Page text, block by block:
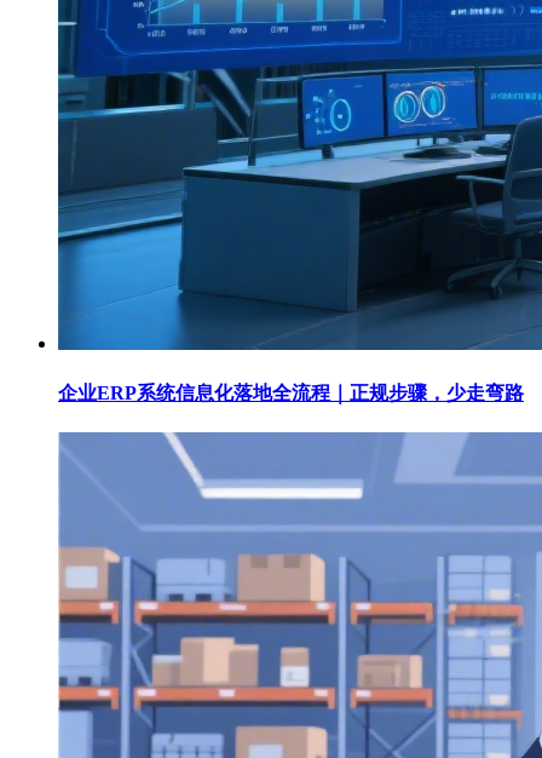
企业ERP系统信息化落地全流程｜正规步骤，少走弯路